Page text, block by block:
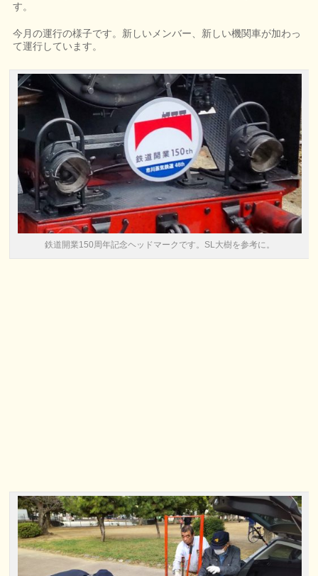
す。
今月の運行の様子です。新しいメンバー、新しい機関車が加わっ
て運行しています。
鉄道開業150周年記念ヘッドマークです。SL大樹を参考に。